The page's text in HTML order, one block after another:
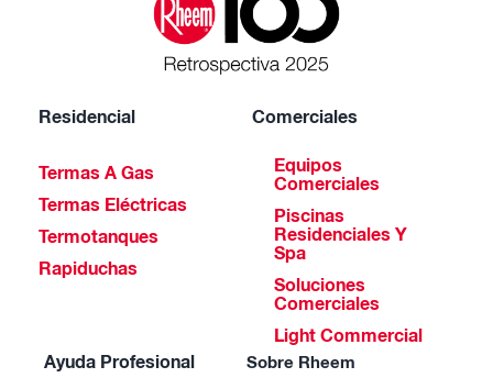
Residencial
Termas A Gas
Termas Eléctricas
Termotanques
Rapiduchas
Comerciales
Equipos
Comerciales
Piscinas
Residenciales Y
Spa
Soluciones
Comerciales
Light Commercial
Ayuda Profesional
Sobre Rheem